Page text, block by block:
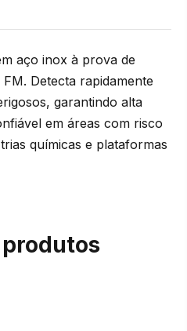
aço inox à prova de
Detecta rapidamente
garantindo alta
em áreas com risco
químicas e plataformas